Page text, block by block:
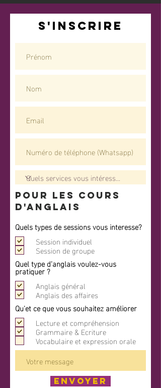
S'inscrire
Pour les cours
d'anglais
Quels types de sessions vous interesse?
Session individuel
Session de groupe
Quel type d’anglais voulez-vous
pratiquer ?
Anglais général
Anglais des affaires
Qu'et ce que vous souhaitez améliorer
Lecture et compréhension
Grammaire & Ecriture
Vocabulaire et expression orale
Envoyer